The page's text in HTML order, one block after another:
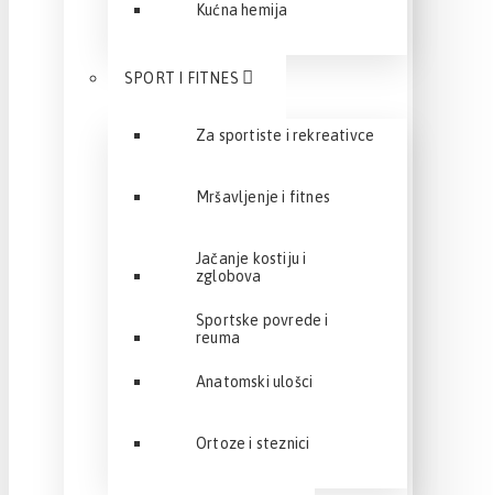
Kućna hemija
SPORT I FITNES
Za sportiste i rekreativce
Mršavljenje i fitnes
Jačanje kostiju i
zglobova
Sportske povrede i
reuma
Anatomski ulošci
Ortoze i steznici